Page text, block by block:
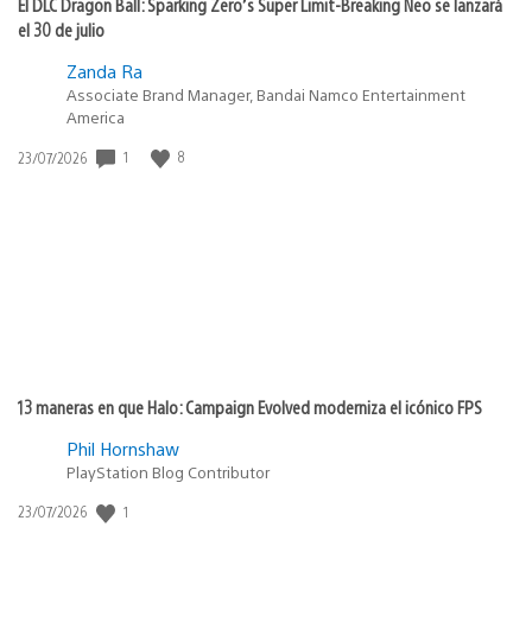
El DLC Dragon Ball: Sparking Zero’s Super Limit-Breaking Neo se lanzará
el 30 de julio
Zanda Ra
Associate Brand Manager, Bandai Namco Entertainment
America
Fecha
23/07/2026 1 8
13 maneras en que Halo: Campaign Evolved moderniza el icónico FPS
Phil Hornshaw
PlayStation Blog Contributor
Fecha
23/07/2026 1